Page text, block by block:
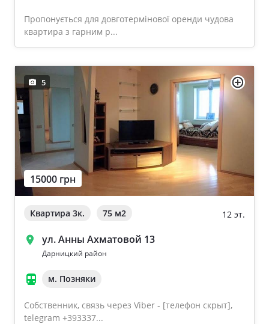
Пропонується для довготермінової оренди чудова
квартира з гарним р...
5
15000 грн
Квартира 3к. 75 м2 12 эт.
ул. Анны Ахматовой 13
Дарницкий район
м. Позняки
Собственник, связь через Viber - [телефон скрыт],
telegram +393337...